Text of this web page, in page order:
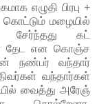
எழுதி பிரபு +
கொட்டும் மழையில்
சேர்ந்தது கட்
தேட என கொஞ்ச
நண்பர் வந்தார்
வந்தார்கள்
வைத்து அரேஞ்